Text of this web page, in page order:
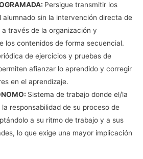
Persigue transmitir los
alumnado sin la intervención directa de
través de la organización y
los contenidos de forma secuencial.
de ejercicios y pruebas de
afianzar lo aprendido y corregir
en el aprendizaje.
Sistema de trabajo donde el/la
responsabilidad de su proceso de
a su ritmo de trabajo y a sus
lo que exige una mayor implicación